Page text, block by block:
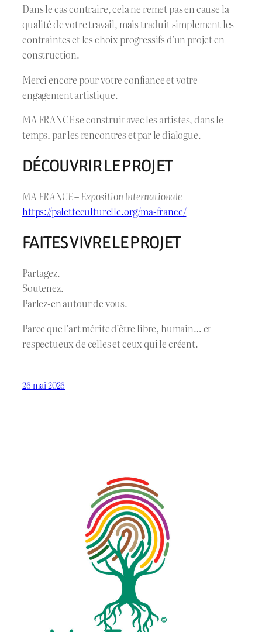
Dans le cas contraire, cela ne remet pas en cause la
qualité de votre travail, mais traduit simplement les
contraintes et les choix progressifs d’un projet en
construction.
Merci encore pour votre confiance et votre
engagement artistique.
MA FRANCE se construit avec les artistes, dans le
temps, par les rencontres et par le dialogue.
DÉCOUVRIR LE PROJET
MA FRANCE – Exposition Internationale
https://paletteculturelle.org/ma-france/
FAITES VIVRE LE PROJET
Partagez.
Soutenez.
Parlez-en autour de vous.
Parce que l’art mérite d’être libre, humain… et
respectueux de celles et ceux qui le créent.
26 mai 2026